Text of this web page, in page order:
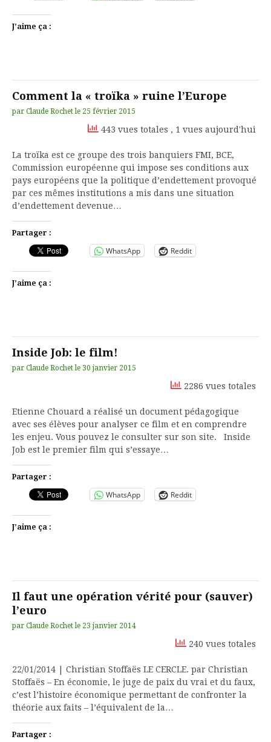
J’aime ça :
Comment la « troïka » ruine l’Europe
par Claude Rochet le 25 février 2015
443 vues totales , 1 vues aujourd'hui
La troïka est ce groupe des trois banquiers FMI, BCE,
Commission européenne qui impose ses conditions aux
pays européens que la politique d’endettement provoqué
par ces mêmes institutions a mis dans une situation
d’endettement devenue…
Partager :
WhatsApp Reddit
J’aime ça :
Inside Job: le film!
par Claude Rochet le 30 janvier 2015
2286 vues totales
Etienne Chouard a réalisé un document pédagogique
avec ses élèves pour analyser ce film et en comprendre
les enjeu. Vous pouvez le consulter sur son site. Inside
Job est le premier film qui s’essaye…
Partager :
WhatsApp Reddit
J’aime ça :
Il faut une opération vérité pour (sauver)
l’euro
par Claude Rochet le 23 janvier 2014
240 vues totales
22/01/2014 | Christian Stoffaës LE CERCLE. par Christian
Stoffaës – En économie, le juge de paix du vrai et du faux,
c’est l’histoire économique permettant de confronter la
théorie aux faits – l’équivalent de la…
Partager :